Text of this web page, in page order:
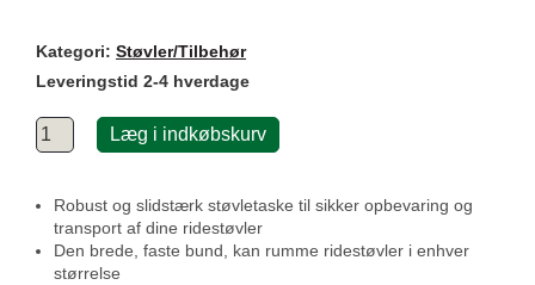
Kategori: Støvler/Tilbehør
Leveringstid 2-4 hverdage
Læg i indkøbskurv
Robust og slidstærk støvletaske til sikker opbevaring og
transport af dine ridestøvler
Den brede, faste bund, kan rumme ridestøvler i enhver
størrelse